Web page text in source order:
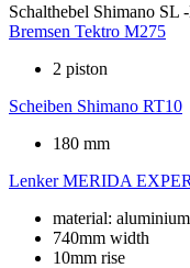
Schalthebel Shimano SL
Bremsen Tektro M275
2 piston
Scheiben Shimano RT10
180 mm
Lenker MERIDA
material: aluminium
740mm width
10mm rise